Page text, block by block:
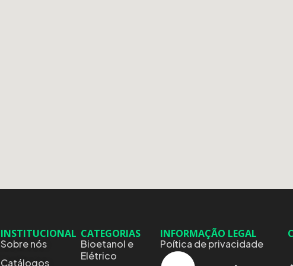
INSTITUCIONAL
Sobre nós
Catálogos
CATEGORIAS
Bioetanol e
Elétrico
INFORMAÇÃO LEGAL
Poítica de privacidade